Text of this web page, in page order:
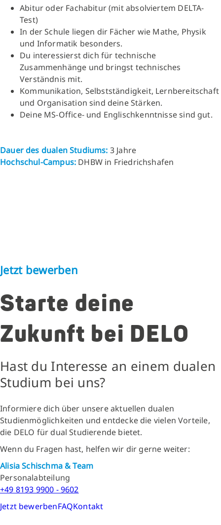
Abitur oder Fachabitur (mit absolviertem DELTA-
Test)
In der Schule liegen dir Fächer wie Mathe, Physik
und Informatik besonders.
Du interessierst dich für technische
Zusammenhänge und bringst technisches
Verständnis mit.
Kommunikation, Selbstständigkeit, Lernbereitschaft
und Organisation sind deine Stärken.
Deine MS-Office- und Englischkenntnisse sind gut.
Dauer des dualen Studiums: 3 Jahre
Hochschul-Campus: DHBW in Friedrichshafen
Jetzt bewerben
Starte deine
Zukunft bei DELO
Hast du Interesse an einem dualen
Studium bei uns?
Informiere dich über unsere aktuellen dualen
Studienmöglichkeiten und entdecke die vielen Vorteile,
die DELO für dual Studierende bietet.
Wenn du Fragen hast, helfen wir dir gerne weiter:
Alisia Schischma & Team
Personalabteilung
+49 8193 9900 - 9602
Jetzt bewerbenFAQKontakt